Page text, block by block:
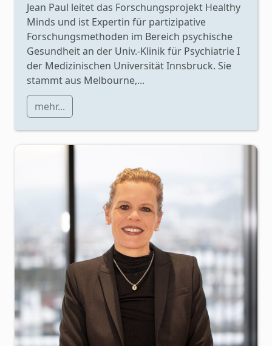
Jean Paul leitet das Forschungsprojekt Healthy
Minds und ist Expertin für partizipative
Forschungsmethoden im Bereich psychische
Gesundheit an der Univ.-Klinik für Psychiatrie I
der Medizinischen Universität Innsbruck. Sie
stammt aus Melbourne,...
mehr...